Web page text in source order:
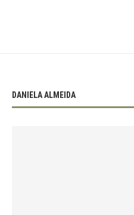
DANIELA ALMEIDA